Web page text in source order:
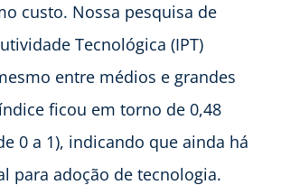
custo. Nossa pesquisa de
Tecnológica (IPT)
entre médios e grandes
ficou em torno de 0,48
0 a 1), indicando que ainda há
para adoção de tecnologia.